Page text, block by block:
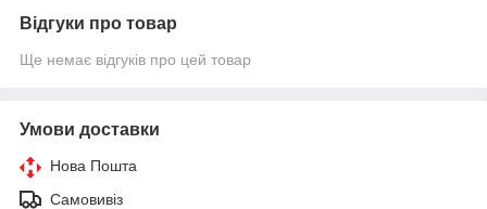
Відгуки про товар
Ще немає відгуків про цей товар
Умови доставки
Нова Пошта
Самовивіз